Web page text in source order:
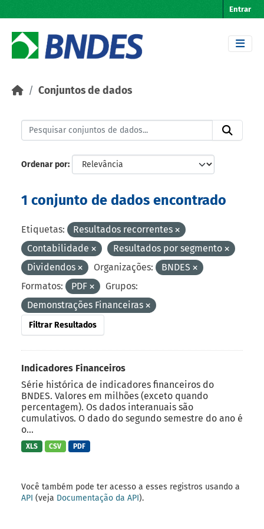
Entrar
Conjuntos de dados
Ordenar por
1 conjunto de dados encontrado
Etiquetas:
Resultados recorrentes
Contabilidade
Resultados por segmento
Dividendos
Organizações:
BNDES
Formatos:
PDF
Grupos:
Demonstrações Financeiras
Filtrar Resultados
Indicadores Financeiros
Série histórica de indicadores financeiros do
BNDES. Valores em milhões (exceto quando
percentagem). Os dados interanuais são
cumulativos. O dado do segundo semestre do ano é
o...
XLS CSV PDF
Você também pode ter acesso a esses registros usando a
API (veja Documentação da API).